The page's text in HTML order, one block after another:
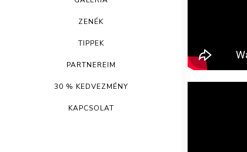
ZENÉK
TIPPEK
PARTNEREIM
30 % KEDVEZMÉNY
KAPCSOLAT